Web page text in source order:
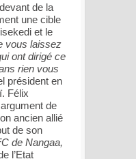
de la
une cible
et le
vous laissez
ont dirigé ce
rien vous
président en
Félix
de
ancien allié
de son
de Nangaa,
l’Etat